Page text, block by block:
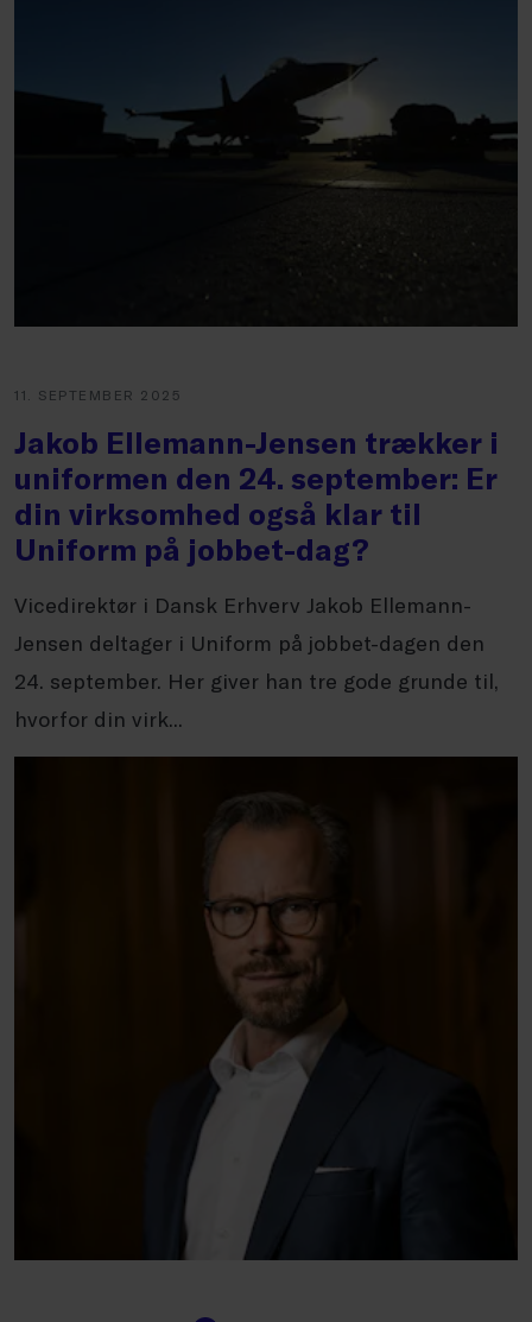
11. SEPTEMBER 2025
Jakob Ellemann-Jensen trækker i
uniformen den 24. september: Er
din virksomhed også klar til
Uniform på jobbet-dag?
Vicedirektør i Dansk Erhverv Jakob Ellemann-
Jensen deltager i Uniform på jobbet-dagen den
24. september. Her giver han tre gode grunde til,
hvorfor din virk...